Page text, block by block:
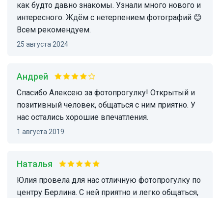
как будто давно знакомы. Узнали много нового и
интересного. Ждём с нетерпением фотографий 😊
Всем рекомендуем.
25 августа 2024
Андрей
Спасибо Алексею за фотопрогулку! Открытый и
позитивный человек, общаться с ним приятно. У
нас остались хорошие впечатления.
1 августа 2019
Наталья
Юлия провела для нас отличную фотопрогулку по
центру Берлина. С ней приятно и легко общаться,